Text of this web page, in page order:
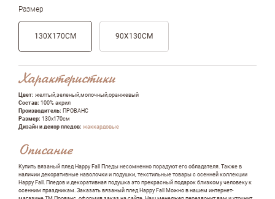
Размер
130Х170СМ 90Х130СМ
Характеристики
Цвет: желтый,зеленый,молочный,оранжевый
Состав: 100% акрил
Производитель: ПРОВАНС
Размер: 130х170см
Дизайн и декор пледов: жаккардовые
Описание
Купить вязаный плед Happy Fall Пледы несомненно порадуют его обладателя. Также в
наличии декоративные наволочки и подушки, текстильные товары с осенней коллекции
Happy Fall. Пледов и декоративная подушка это прекрасный подарок близкому человеку к
осенним праздникам. Заказать вязаный плед Happy Fall Можно в нашем интернет-